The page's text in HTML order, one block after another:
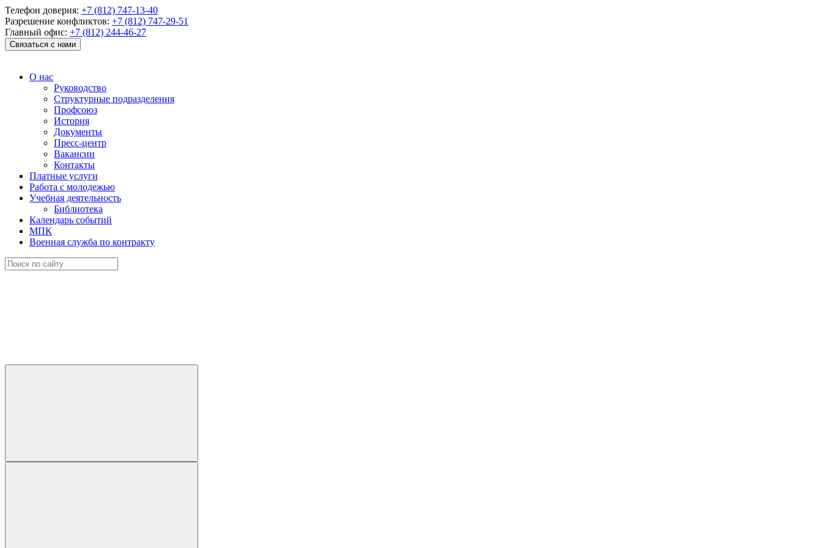
Телефон доверия: +7 (812) 747-13-40
Разрешение конфликтов: +7 (812) 747-29-51
Главный офис: +7 (812) 244-46-27
Связаться с нами
О нас
Руководство
Структурные подразделения
Профсоюз
История
Документы
Пресс-центр
Вакансии
Контакты
Платные услуги
Работа с молодежью
Учебная деятельность
Библиотека
Календарь событий
МПК
Военная служба по контракту